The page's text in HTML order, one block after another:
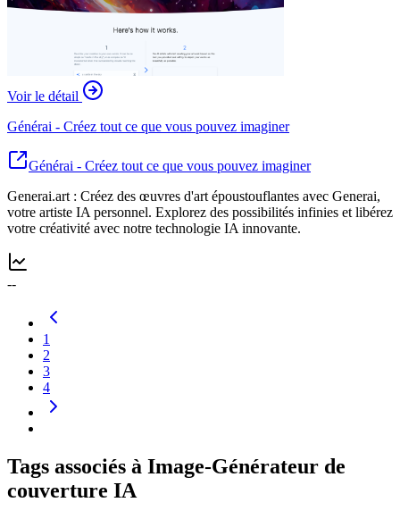
Voir le détail
Générai - Créez tout ce que vous pouvez imaginer
Générai - Créez tout ce que vous pouvez imaginer
Generai.art : Créez des œuvres d'art époustouflantes avec Generai,
votre artiste IA personnel. Explorez des possibilités infinies et libérez
votre créativité avec notre technologie IA innovante.
--
1
2
3
4
Tags associés à Image-Générateur de
couverture IA